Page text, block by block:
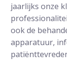
jaarlijks onze
ook de
apparatuur,